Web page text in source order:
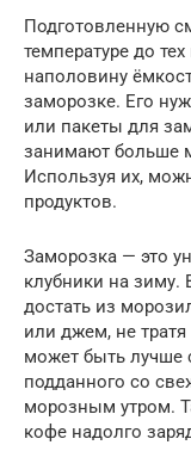
Подготовленную
температуре до
наполовину
заморозке. Его
или пакеты для
занимают больше
Используя их,
продуктов.
Заморозка — это
клубники на
достать из
или джем, не
может быть лучше
подданного со
морозным утром.
кофе надолго